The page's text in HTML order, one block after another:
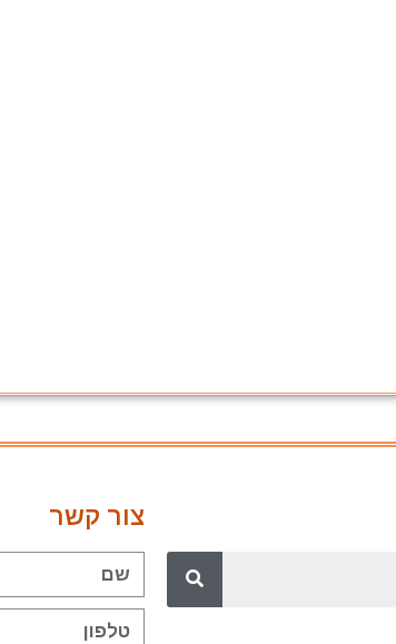
צור קשר